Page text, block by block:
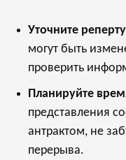
Уточните
могут быть
проверить
Планируйте
представления
антрактом, не
перерыва.